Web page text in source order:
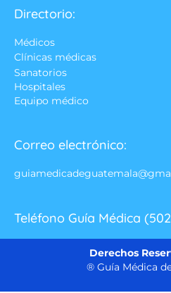
Directorio:
Médicos
Clínicas médicas
Sanatorios
Hospitales
Equipo médico
Correo electrónico:
Teléfono Guía Médica
Derechos
® Guía Médica